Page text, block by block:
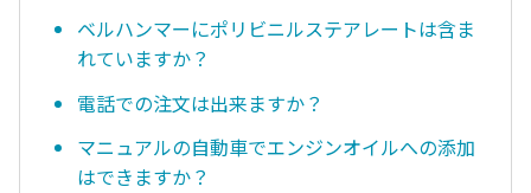
ベルハンマーにポリビニルステアレートは含ま
れていますか？
電話での注文は出来ますか？
マニュアルの自動車でエンジンオイルへの添加
はできますか？